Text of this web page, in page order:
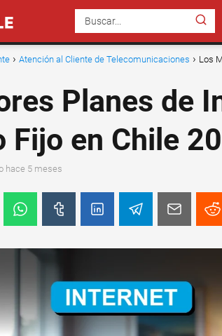
Atención al Cliente de Telecomunicaciones
Los
Planes de
Fijo en Chile
hace 5 meses